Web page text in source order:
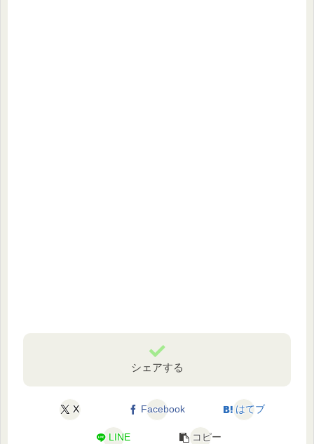
シェアする
X Facebook はてブ
LINE コピー